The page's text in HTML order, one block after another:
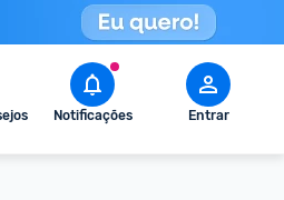
Notificações Entrar